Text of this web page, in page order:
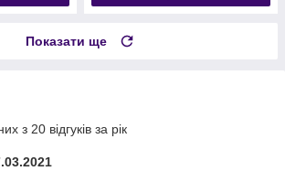
Показати ще
з 20 відгуків за рік